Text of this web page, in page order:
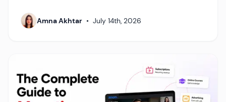
Amna Akhtar • July 14th, 2026